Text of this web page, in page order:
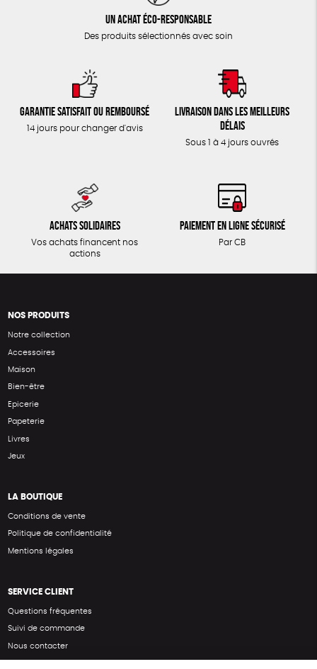
Un achat éco-responsable
Des produits sélectionnés avec soin
Garantie satisfait ou remboursé
14 jours pour changer d'avis
Livraison dans les meilleurs
délais
Sous 1 à 4 jours ouvrés
Achats solidaires
Vos achats financent nos
actions
Paiement en ligne sécurisé
Par CB
NOS PRODUITS
Notre collection
Accessoires
Maison
Bien-être
Epicerie
Papeterie
Livres
Jeux
LA BOUTIQUE
Conditions de vente
Politique de confidentialité
Mentions légales
SERVICE CLIENT
Questions fréquentes
Suivi de commande
Nous contacter